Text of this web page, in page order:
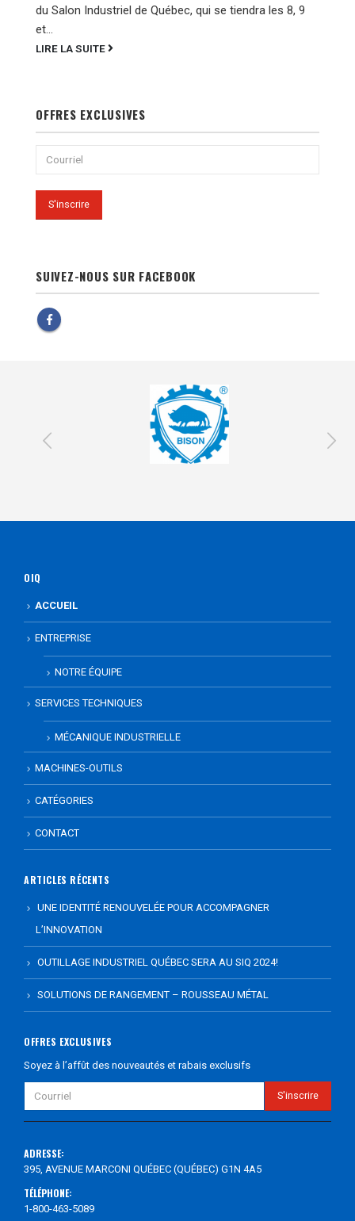
du Salon Industriel de Québec, qui se tiendra les 8, 9
et...
LIRE LA SUITE
OFFRES EXCLUSIVES
SUIVEZ-NOUS SUR FACEBOOK
OIQ
ACCUEIL
ENTREPRISE
NOTRE ÉQUIPE
SERVICES TECHNIQUES
MÉCANIQUE INDUSTRIELLE
MACHINES-OUTILS
CATÉGORIES
CONTACT
ARTICLES RÉCENTS
UNE IDENTITÉ RENOUVELÉE POUR ACCOMPAGNER
L’INNOVATION
OUTILLAGE INDUSTRIEL QUÉBEC SERA AU SIQ 2024!
SOLUTIONS DE RANGEMENT – ROUSSEAU MÉTAL
OFFRES EXCLUSIVES
Soyez à l’affût des nouveautés et rabais exclusifs
ADRESSE:
395, AVENUE MARCONI QUÉBEC (QUÉBEC) G1N 4A5
TÉLÉPHONE:
1-800-463-5089